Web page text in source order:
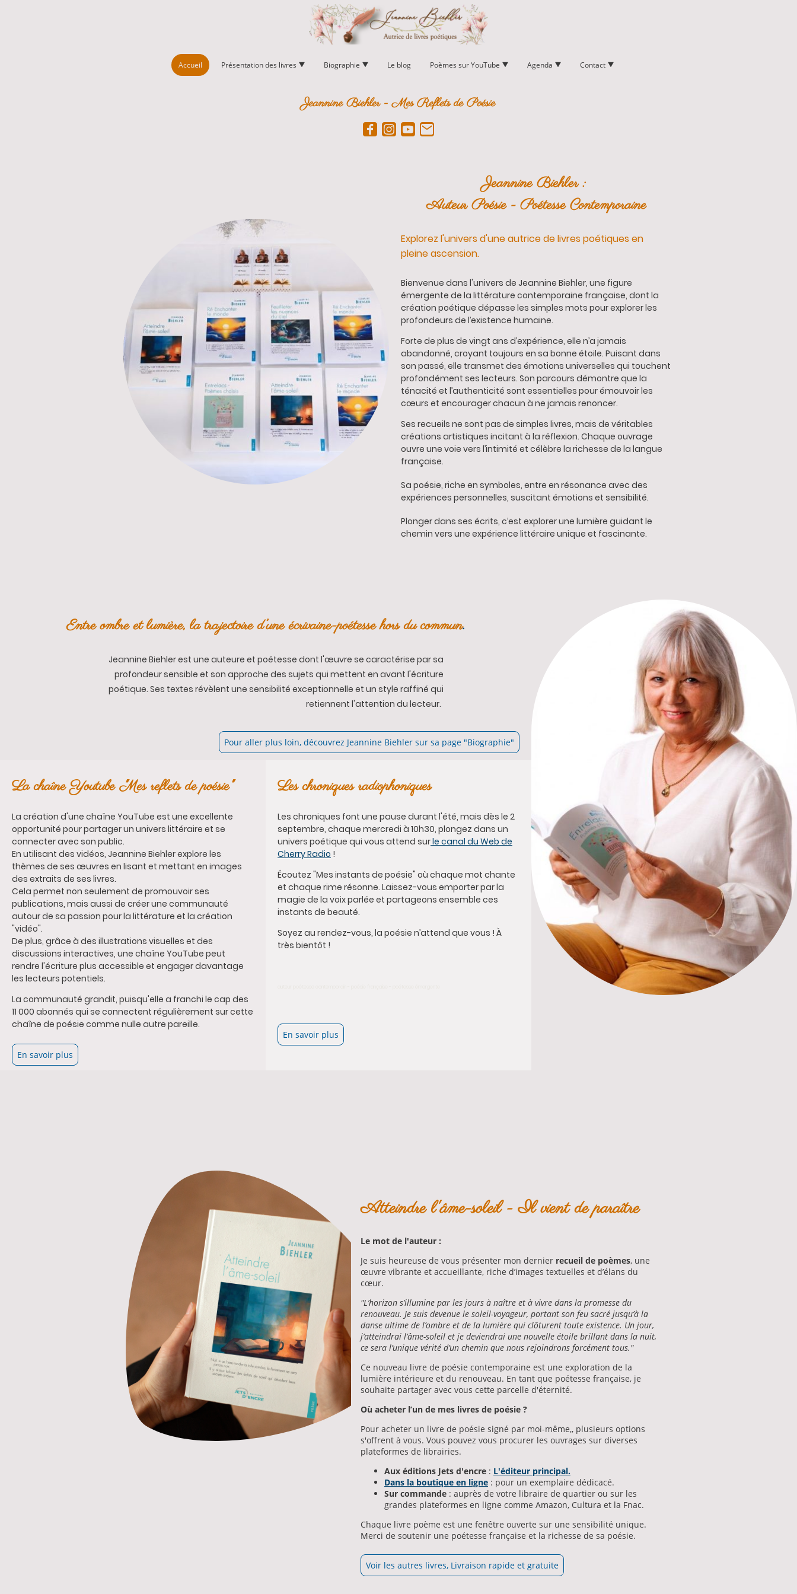
Accueil Présentation des livres Biographie Le blog Poèmes sur YouTube Agenda Contact
Jeannine Biehler - Mes Reflets de Poésie
Jeannine Biehler :
Auteur Poésie - Poétesse Contemporaine
Explorez l'univers d'une autrice de livres poétiques en
pleine ascension.
Bienvenue dans l'univers de Jeannine Biehler, une figure
émergente de la littérature contemporaine française, dont la
création poétique dépasse les simples mots pour explorer les
profondeurs de l’existence humaine.
Forte de plus de vingt ans d’expérience, elle n’a jamais
abandonné, croyant toujours en sa bonne étoile. Puisant dans
son passé, elle transmet des émotions universelles qui touchent
profondément ses lecteurs. Son parcours démontre que la
ténacité et l’authenticité sont essentielles pour émouvoir les
cœurs et encourager chacun à ne jamais renoncer.
Ses recueils ne sont pas de simples livres, mais de véritables
créations artistiques incitant à la réflexion. Chaque ouvrage
ouvre une voie vers l’intimité et célèbre la richesse de la langue
française.
Sa poésie, riche en symboles, entre en résonance avec des
expériences personnelles, suscitant émotions et sensibilité.
Plonger dans ses écrits, c’est explorer une lumière guidant le
chemin vers une expérience littéraire unique et fascinante.
Entre ombre et lumière, la trajectoire d’une écrivaine-poétesse hors du commun.
Jeannine Biehler est une auteure et poétesse dont l'œuvre se caractérise par sa
profondeur sensible et son approche des sujets qui mettent en avant l'écriture
poétique. Ses textes révèlent une sensibilité exceptionnelle et un style raffiné qui
retiennent l'attention du lecteur.
Pour aller plus loin, découvrez Jeannine Biehler sur sa page "Biographie"
La chaîne Youtube "Mes reflets de poésie"
La création d'une chaîne YouTube est une excellente
opportunité pour partager un univers littéraire et se
connecter avec son public.
En utilisant des vidéos, Jeannine Biehler explore les
thèmes de ses œuvres en lisant et mettant en images
des extraits de ses livres.
Cela permet non seulement de promouvoir ses
publications, mais aussi de créer une communauté
autour de sa passion pour la littérature et la création
"vidéo".
De plus, grâce à des illustrations visuelles et des
discussions interactives, une chaîne YouTube peut
rendre l'écriture plus accessible et engager davantage
les lecteurs potentiels.
La communauté grandit, puisqu'elle a franchi le cap des
11 000 abonnés qui se connectent régulièrement sur cette
chaîne de poésie comme nulle autre pareille.
En savoir plus
Les chroniques radiophoniques
Les chroniques font une pause durant l'été, mais dès le 2
septembre, chaque mercredi à 10h30, plongez dans un
univers poétique qui vous attend surle canal du Web de
Cherry Radio !
Écoutez "Mes instants de poésie" où chaque mot chante
et chaque rime résonne. Laissez-vous emporter par la
magie de la voix parlée et partageons ensemble ces
instants de beauté.
Soyez au rendez-vous, la poésie n’attend que vous ! À
très bientôt !
En savoir plus
Atteindre l'âme-soleil - Il vient de paraître
Le mot de l'auteur :
Je suis heureuse de vous présenter mon dernier recueil de poèmes, une
œuvre vibrante et accueillante, riche d’images textuelles et d’élans du
cœur.
"L’horizon s’illumine par les jours à naître et à vivre dans la promesse du
renouveau. Je suis devenue le soleil-voyageur, portant son feu sacré jusqu’à la
danse ultime de l’ombre et de la lumière qui clôturent toute existence. Un jour,
j’atteindrai l’âme-soleil et je deviendrai une nouvelle étoile brillant dans la nuit,
ce sera l’unique vérité d’un chemin que nous rejoindrons forcément tous."
Ce nouveau livre de poésie contemporaine est une exploration de la
lumière intérieure et du renouveau. En tant que poétesse française, je
souhaite partager avec vous cette parcelle d'éternité.
Où acheter l’un de mes livres de poésie ?
Pour acheter un livre de poésie signé par moi-même,, plusieurs options
s'offrent à vous. Vous pouvez vous procurer les ouvrages sur diverses
plateformes de librairies.
Aux éditions Jets d'encre : L'éditeur principal.
Dans la boutique en ligne : pour un exemplaire dédicacé.
Sur commande : auprès de votre libraire de quartier ou sur les
grandes plateformes en ligne comme Amazon, Cultura et la Fnac.
Chaque livre poème est une fenêtre ouverte sur une sensibilité unique.
Merci de soutenir une poétesse française et la richesse de sa poésie.
Voir les autres livres, Livraison rapide et gratuite